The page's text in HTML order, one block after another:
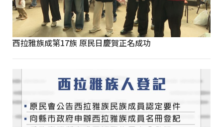
西拉雅族成第17族 原民日慶賀正名成功